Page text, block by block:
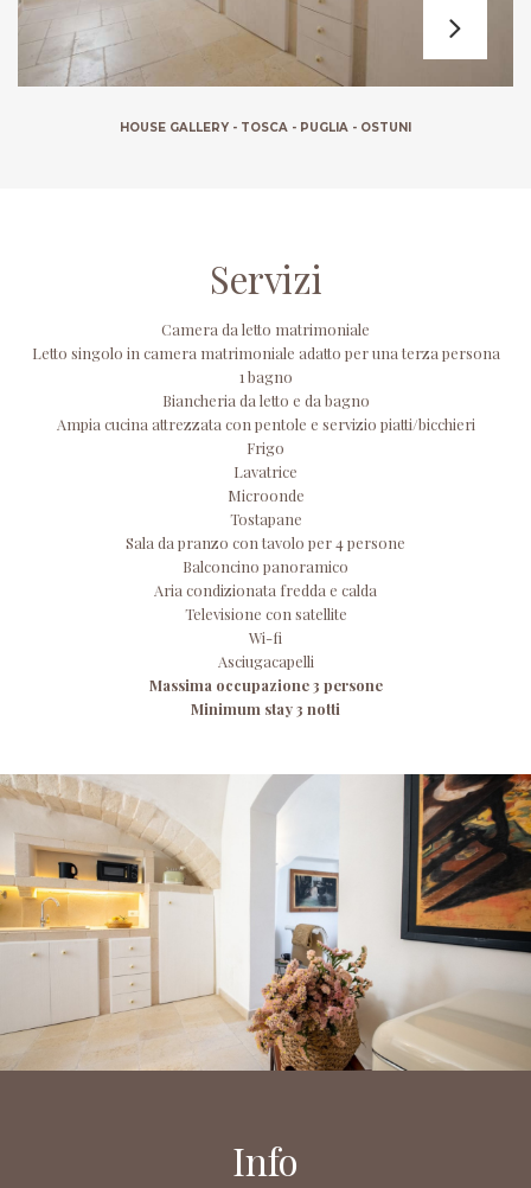
HOUSE GALLERY - TOSCA - PUGLIA - OSTUNI
Servizi
Camera da letto matrimoniale
Letto singolo in camera matrimoniale adatto per una terza persona
1 bagno
Biancheria da letto e da bagno
Ampia cucina attrezzata con pentole e servizio piatti/bicchieri
Frigo
Lavatrice
Microonde
Tostapane
Sala da pranzo con tavolo per 4 persone
Balconcino panoramico
Aria condizionata fredda e calda
Televisione con satellite
Wi-fi
Asciugacapelli
Massima occupazione 3 persone
Minimum stay 3 notti
Info